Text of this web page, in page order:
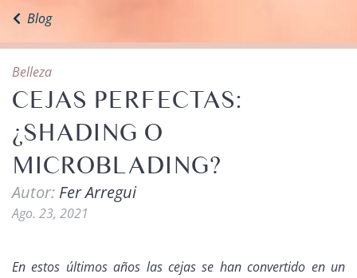
Blog
Belleza
CEJAS PERFECTAS:
¿SHADING O
MICROBLADING?
Autor: Fer Arregui
Ago. 23, 2021
En estos últimos años las cejas se han convertido en un